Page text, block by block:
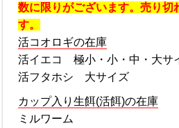
数に限りがございます。売り切
す。
活コオロギの在庫
活イエコ 極小・小・中・大
活フタホシ 大サイズ
カップ入り生餌(活餌)の在庫
ミルワーム